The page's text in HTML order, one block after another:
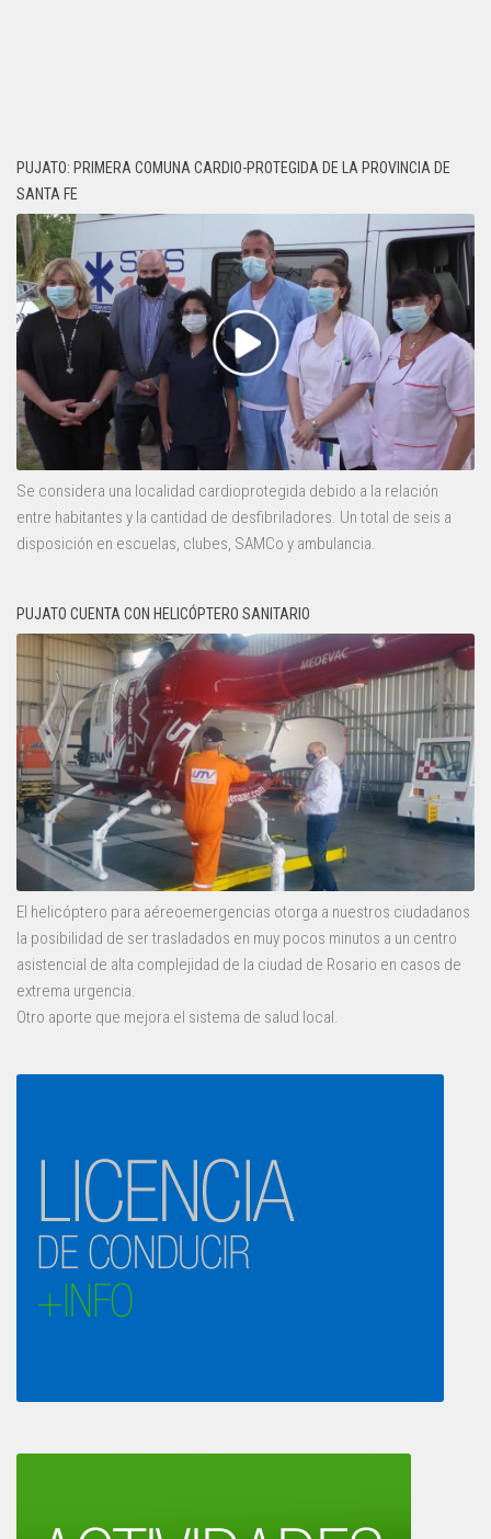
PUJATO: PRIMERA COMUNA CARDIO-PROTEGIDA DE LA PROVINCIA DE
SANTA FE
Se considera una localidad cardioprotegida debido a la relación
entre habitantes y la cantidad de desfibriladores. Un total de seis a
disposición en escuelas, clubes, SAMCo y ambulancia.
PUJATO CUENTA CON HELICÓPTERO SANITARIO
El helicóptero para aéreoemergencias otorga a nuestros ciudadanos
la posibilidad de ser trasladados en muy pocos minutos a un centro
asistencial de alta complejidad de la ciudad de Rosario en casos de
extrema urgencia.
Otro aporte que mejora el sistema de salud local.